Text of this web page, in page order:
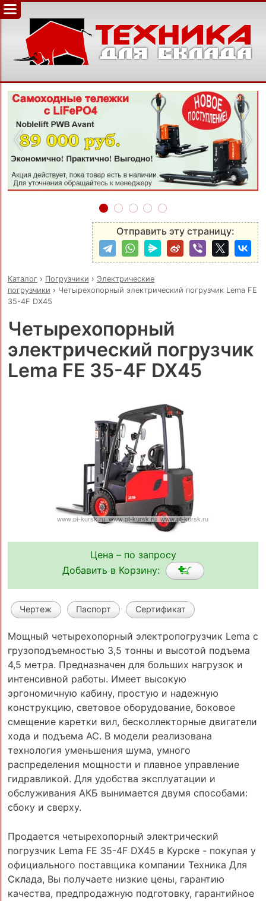
‹ ›
Отправить эту страницу:
Каталог› Погрузчики › Электрические
погрузчики › Четырехопорный электрический погрузчик Lema FE
35-4F DX45
Четырехопорный
электрический погрузчик
Lema FE 35-4F DX45
Цена – по запросу
Добавить в Корзину:
Чертеж Паспорт Сертификат
Мощный четырехопорный электропогрузчик Lema с
грузоподъемностью 3,5 тонны и высотой подъема
4,5 метра. Предназначен для больших нагрузок и
интенсивной работы. Имеет высокую
эргономичную кабину, простую и надежную
конструкцию, световое оборудование, боковое
смещение каретки вил, бесколлекторные двигатели
хода и подъема АС. В модели реализована
технология уменьшения шума, умного
распределения мощности и плавное управление
гидравликой. Для удобства эксплуатации и
обслуживания АКБ вынимается двумя способами:
сбоку и сверху.
Продается четырехопорный электрический
погрузчик Lema FE 35-4F DX45 в Курске - покупая у
официального поставщика компании Техника Для
Склада, Вы получаете низкие цены, гарантию
качества, предпродажную подготовку, гарантийное